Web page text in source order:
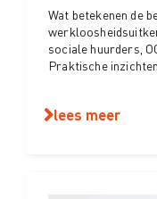
Wat betekenen de
sociale huurders,
Praktische
lees meer